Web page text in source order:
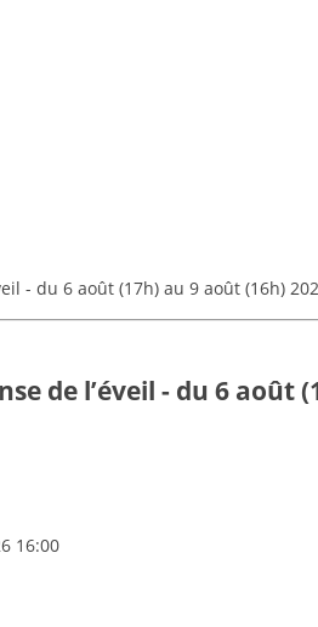
- du 6 août (17h) au 9 août (16h)
de l’éveil - du 6 août
16:00